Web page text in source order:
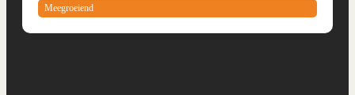
Meegroeiend